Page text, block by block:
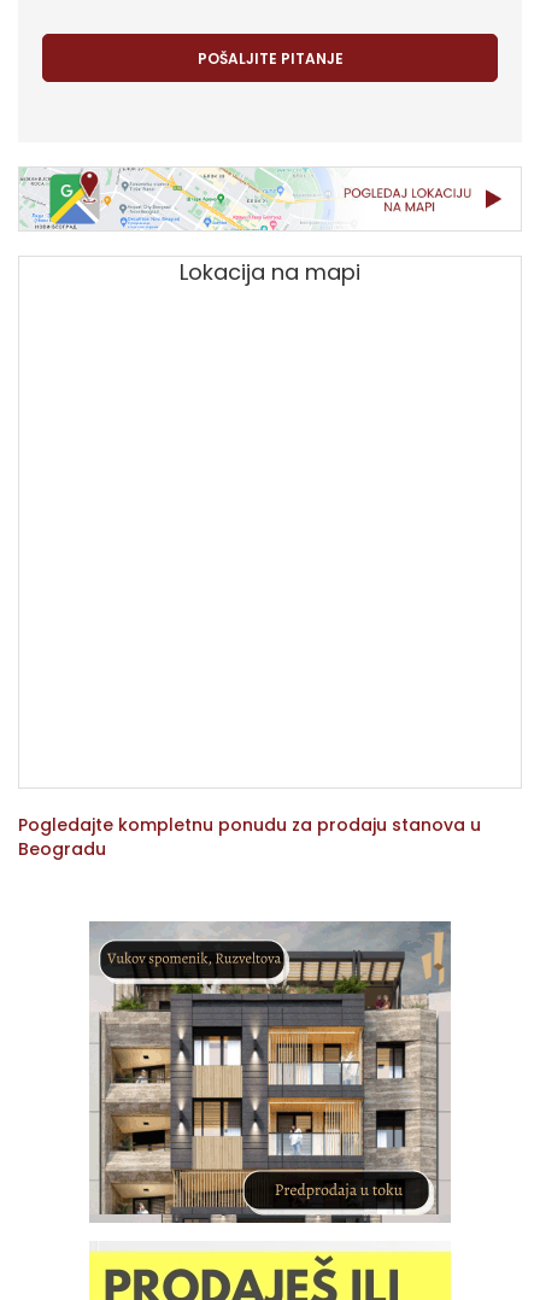
Lokacija na mapi
Pogledajte kompletnu ponudu za prodaju stanova u
Beogradu